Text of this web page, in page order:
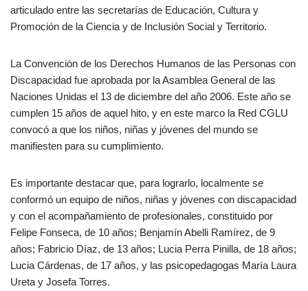
articulado entre las secretarías de Educación, Cultura y
Promoción de la Ciencia y de Inclusión Social y Territorio.
La Convención de los Derechos Humanos de las Personas con
Discapacidad fue aprobada por la Asamblea General de las
Naciones Unidas el 13 de diciembre del año 2006. Este año se
cumplen 15 años de aquel hito, y en este marco la Red CGLU
convocó a que los niños, niñas y jóvenes del mundo se
manifiesten para su cumplimiento.
Es importante destacar que, para lograrlo, localmente se
conformó un equipo de niños, niñas y jóvenes con discapacidad
y con el acompañamiento de profesionales, constituido por
Felipe Fonseca, de 10 años; Benjamín Abelli Ramírez, de 9
años; Fabricio Díaz, de 13 años; Lucia Perra Pinilla, de 18 años;
Lucia Cárdenas, de 17 años, y las psicopedagogas María Laura
Ureta y Josefa Torres.